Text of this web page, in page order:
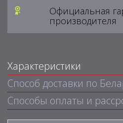
Официальная
производителя
Характеристики
Способ доставки по
Способы оплаты и